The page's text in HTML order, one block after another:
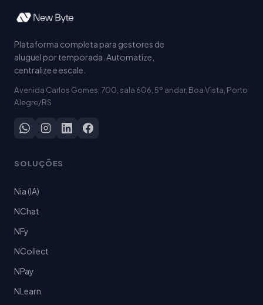
Plataforma completa para gestores de
aluguel por temporada. Automatize,
centralize e escale.
Avenida Carlos Gomes, 700, sala 606, 5º andar, Boa Vista, Porto
Alegre/RS
SOLUÇÕES
Nia (IA)
NChat
NFy
NCollect
NPay
NLearn